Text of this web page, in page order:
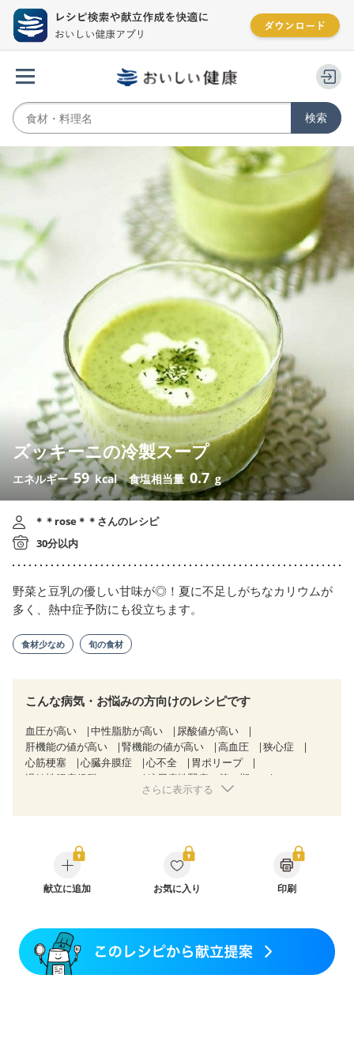
ズッキーニの冷製スープ
エネルギー59 kcal 食塩相当量0.7 g
＊＊rose＊＊さんのレシピ
30分以内
野菜と豆乳の優しい甘味が◎！夏に不足しがちなカリウムが
多く、熱中症予防にも役立ちます。
食材少なめ 旬の食材
こんな病気・お悩みの方向けのレシピです
血圧が高い 中性脂肪が高い
尿酸値が高い
肝機能の値が高い
腎機能の値が高い 高血圧
狭心症
心筋梗塞
心臓弁膜症 心不全
胃ポリープ
過敏性腸症候群（IBS）
糖尿病性腎症（第３期）
CKD（ステージ２）
飲み込みにくい
消化不良
妊娠中(初期)
妊婦健診・体重増加が気になる（初期）
妊婦健診・血圧が気になる（初期）
産後（ミルク）
フレイル（年齢に合わせた体作り）
低栄養予防
貧血対策
ニキビ・肌荒れ
さらに表示する
献立に追加 お気に入り 印刷